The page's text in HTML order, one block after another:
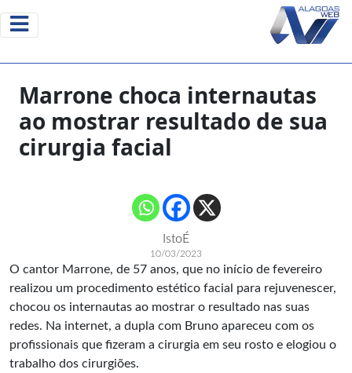
Marrone choca internautas
ao mostrar resultado de sua
cirurgia facial
IstoÉ
10/03/2023
O cantor Marrone, de 57 anos, que no início de fevereiro
realizou um procedimento estético facial para rejuvenescer,
chocou os internautas ao mostrar o resultado nas suas
redes. Na internet, a dupla com Bruno apareceu com os
profissionais que fizeram a cirurgia em seu rosto e elogiou o
trabalho dos cirurgiões.